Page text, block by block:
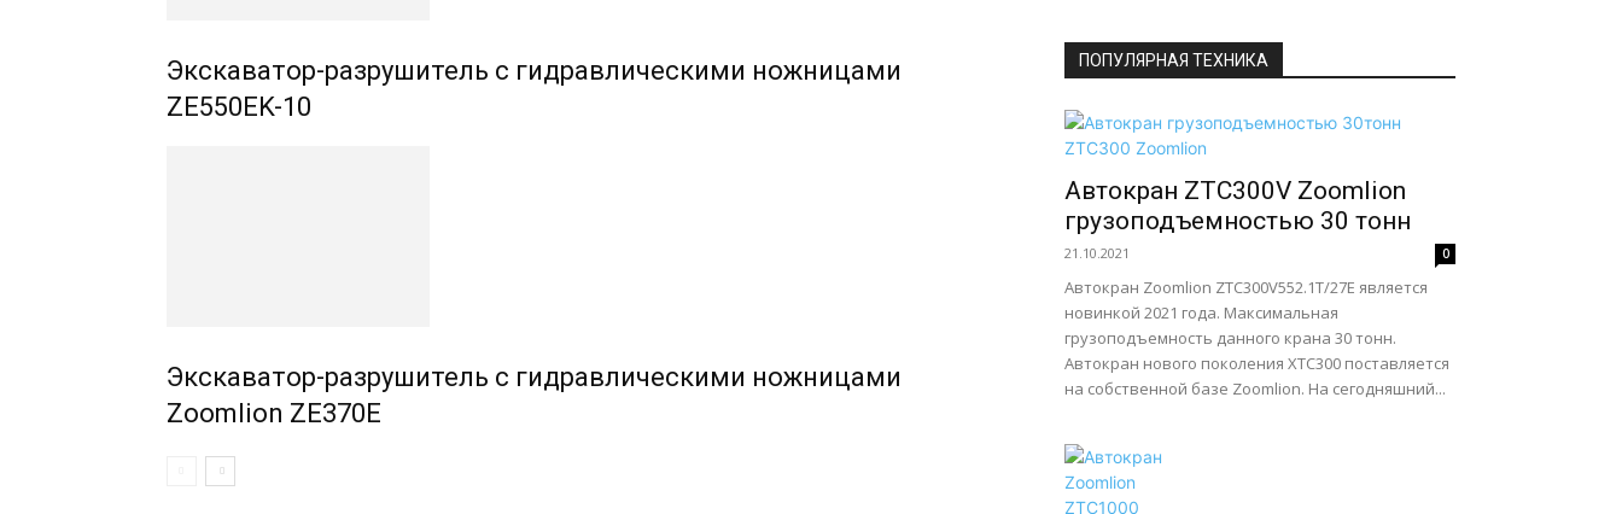
Экскаватор-разрушитель с гидравлическими ножницами
ZE550EK-10
Экскаватор-разрушитель с гидравлическими ножницами
Zoomlion ZE370E
ПОПУЛЯРНАЯ ТЕХНИКА
Автокран ZTC300V Zoomlion
грузоподъемностью 30 тонн
21.10.2021 0
Автокран Zoomlion ZTC300V552.1T/27E является
новинкой 2021 года. Максимальная
грузоподъемность данного крана 30 тонн.
Автокран нового поколения XTC300 поставляется
на собственной базе Zoomlion. На сегодняшний...